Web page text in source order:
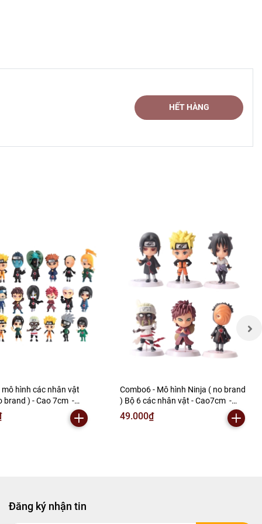
HẾT HÀNG
hình các nhân vật
brand ) - Cao 7cm -
- No Box ( VAT :
A2-S1
Combo6 - Mô hình Ninja ( no brand
) Bộ 6 các nhân vật - Cao7cm -
nặng 300gram - No Box -SKU :
Na49 (VAT : 002-b03-30) - N3-A1-
49.000₫
Đăng ký nhận tin